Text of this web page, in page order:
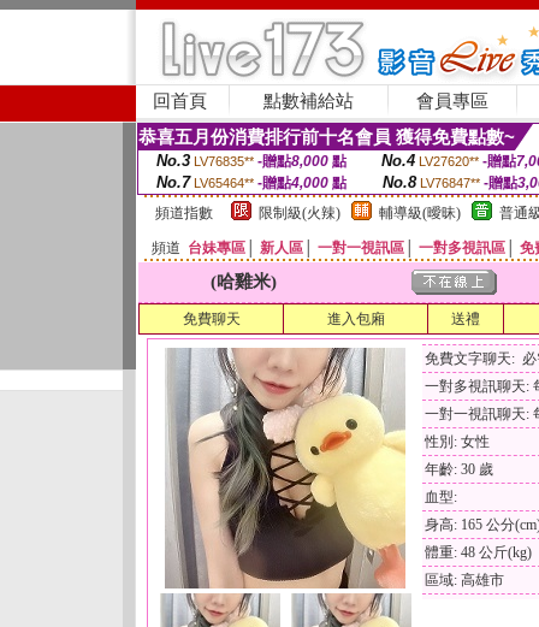
回首頁 點數補給站 會員專區
恭喜五月份消費排行前十名會員 獲得免費點數~
No.3 LV76835** -贈點8,000點 No.4 LV27620** -贈點
No.7 LV65464** -贈點4,000 點 No.8 LV76847** -贈點
頻道指數
限制級(火辣) 輔導級(曖昧) 普通
頻道 台妹專區 新人區 一對一視訊區 一對多視訊區 免
(哈雞米)
免費聊天 進入包廂 送禮
免費文字聊天:
一對多視訊聊天:
一對一視訊聊天:
性別: 女性
年齡: 30 歲
血型:
身高: 165 公分
體重: 48 公斤(kg)
區域: 高雄市